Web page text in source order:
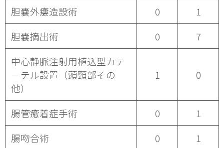
胆嚢外瘻造設術 0
1
胆嚢摘出術
0
7
中心静脈注射用植込型カテ
ーテル設置（頭頸部その
他）
1 0
腸管癒着症手術 0
1
腸吻合術
0
1